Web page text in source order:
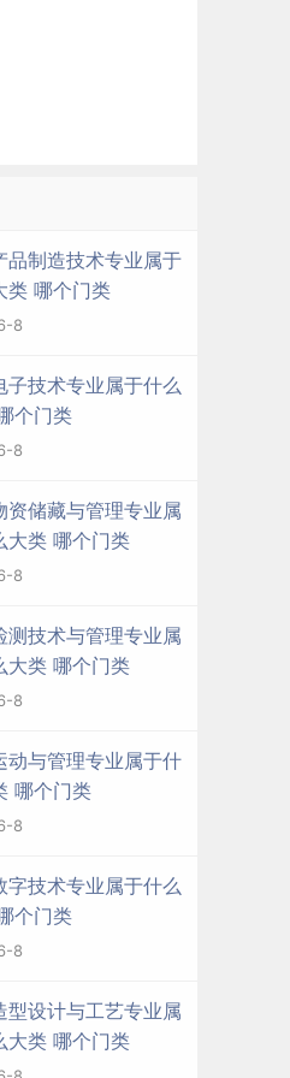
品制造技术专业属于
类 哪个门类
8
子技术专业属于什么
个门类
8
资储藏与管理专业属
大类 哪个门类
8
测技术与管理专业属
大类 哪个门类
8
动与管理专业属于什
哪个门类
8
字技术专业属于什么
个门类
8
型设计与工艺专业属
大类 哪个门类